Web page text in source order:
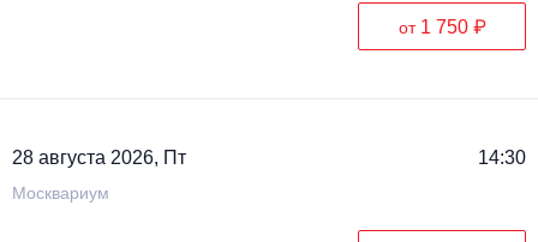
от 1 750 ₽
28 августа 2026, Пт 14:30
Москвариум